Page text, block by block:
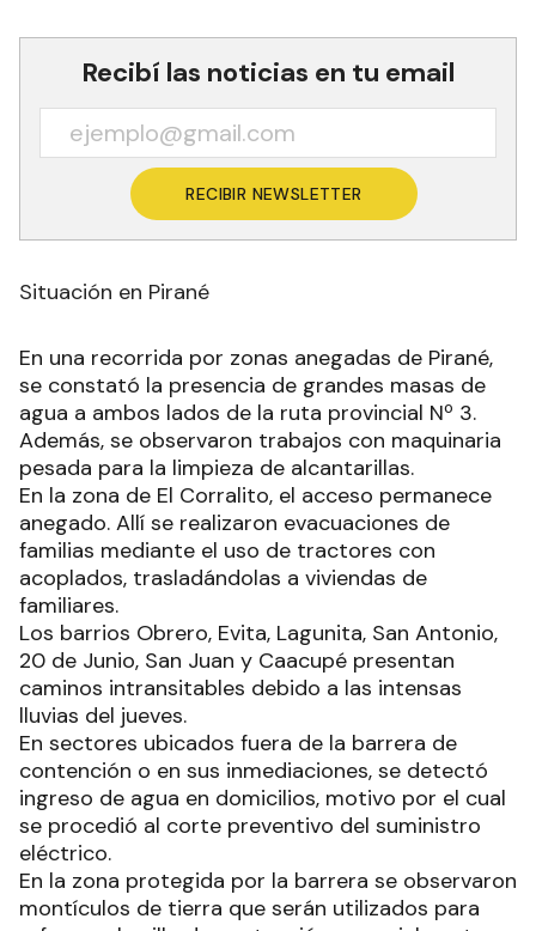
Recibí las noticias en tu email
RECIBIR NEWSLETTER
Situación en Pirané
En una recorrida por zonas anegadas de Pirané,
se constató la presencia de grandes masas de
agua a ambos lados de la ruta provincial Nº 3.
Además, se observaron trabajos con maquinaria
pesada para la limpieza de alcantarillas.
En la zona de El Corralito, el acceso permanece
anegado. Allí se realizaron evacuaciones de
familias mediante el uso de tractores con
acoplados, trasladándolas a viviendas de
familiares.
Los barrios Obrero, Evita, Lagunita, San Antonio,
20 de Junio, San Juan y Caacupé presentan
caminos intransitables debido a las intensas
lluvias del jueves.
En sectores ubicados fuera de la barrera de
contención o en sus inmediaciones, se detectó
ingreso de agua en domicilios, motivo por el cual
se procedió al corte preventivo del suministro
eléctrico.
En la zona protegida por la barrera se observaron
montículos de tierra que serán utilizados para